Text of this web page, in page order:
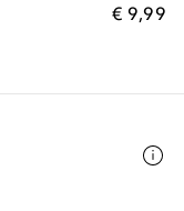
€ 9,99